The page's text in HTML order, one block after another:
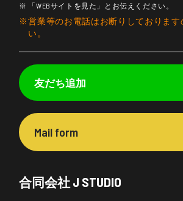
「WEBサイトを見た」とお伝えください。
営業等のお電話はお断りしております
い。
友だち追加
Mail form
合同会社 J STUDIO